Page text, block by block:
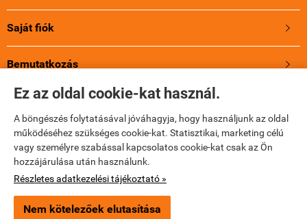
Ez az oldal cookie-kat használ.
A böngészés folytatásával jóváhagyja, hogy használjunk az oldal
működéséhez szükséges cookie-kat. Statisztikai, marketing célú
vagy személyre szabással kapcsolatos cookie-kat csak az Ön
hozzájárulása után használunk.
Részletes adatkezelési tájékoztató »
Nem kötelezőek elutasítása
Saját fiók 
Bemutatkozás 
Holland energia, 3 év Garancia!
Elérhetőségek
Ajánlott termék